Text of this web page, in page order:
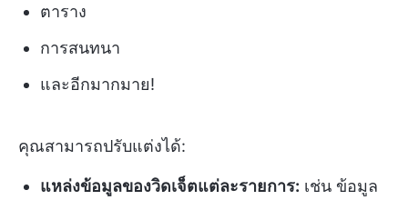
ตาราง
การสนทนา
และอีกมากมาย!
คุณสามารถปรับแต่งได้:
แหล่งข้อมูลของวิดเจ็ตแต่ละรายการ: เช่น ข้อมูล